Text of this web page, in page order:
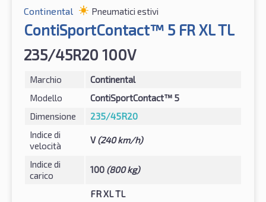
Continental Pneumatici estivi
ContiSportContact™ 5 FR XL TL
235/45R20 100V
Marchio
Continental
Modello
ContiSportContact™ 5
Dimensione
235/45R20
Indice di
velocità
V(240 km/h)
Indice di
carico
100 (800 kg)
FR XL TL